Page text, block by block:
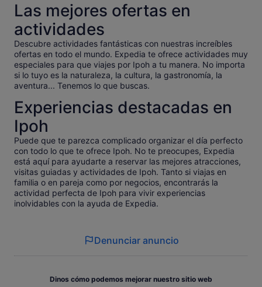
Las mejores ofertas en
actividades
Descubre actividades fantásticas con nuestras increíbles
ofertas en todo el mundo. Expedia te ofrece actividades muy
especiales para que viajes por Ipoh a tu manera. No importa
si lo tuyo es la naturaleza, la cultura, la gastronomía, la
aventura... Tenemos lo que buscas.
Experiencias destacadas en
Ipoh
Puede que te parezca complicado organizar el día perfecto
con todo lo que te ofrece Ipoh. No te preocupes, Expedia
está aquí para ayudarte a reservar las mejores atracciones,
visitas guiadas y actividades de Ipoh. Tanto si viajas en
familia o en pareja como por negocios, encontrarás la
actividad perfecta de Ipoh para vivir experiencias
inolvidables con la ayuda de Expedia.
Denunciar anuncio
Dinos cómo podemos mejorar nuestro sitio web